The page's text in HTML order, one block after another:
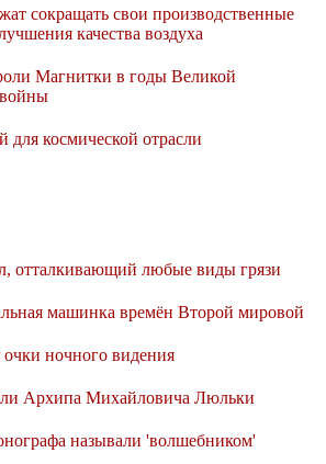
сокращать свои производственные
качества воздуха
Магнитки в годы Великой
космической отрасли
отталкивающий любые виды грязи
машинка времён Второй мировой
ночного видения
Архипа Михайловича Люльки
называли 'волшебником'